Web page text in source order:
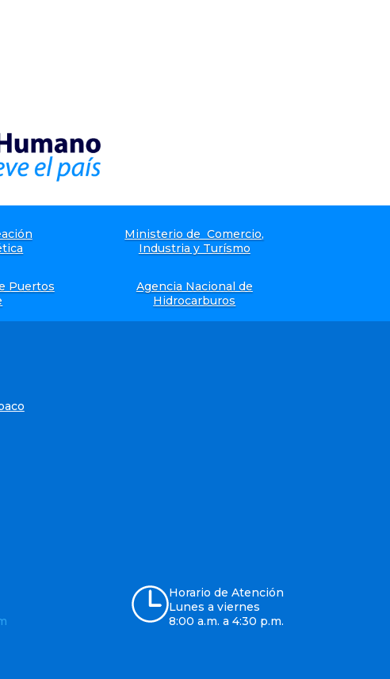
Ministerio de Comercio,
Industria y Turísmo
Puertos
Agencia Nacional de
Hidrocarburos
Horario de Atención
Lunes a viernes
8:00 a.m. a 4:30 p.m.